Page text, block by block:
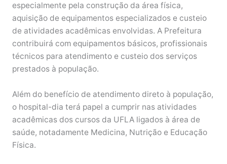
especialmente pela construção da área física,
aquisição de equipamentos especializados e custeio
de atividades acadêmicas envolvidas. A Prefeitura
contribuirá com equipamentos básicos, profissionais
técnicos para atendimento e custeio dos serviços
prestados à população.
Além do benefício de atendimento direto à população,
o hospital-dia terá papel a cumprir nas atividades
acadêmicas dos cursos da UFLA ligados à área de
saúde, notadamente Medicina, Nutrição e Educação
Física.